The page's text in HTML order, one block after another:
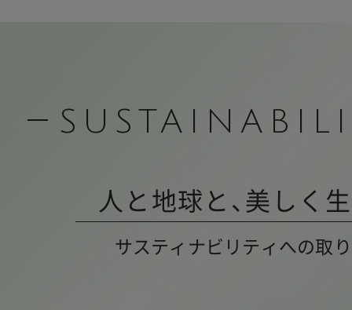
人と地球と、美しく
サスティナビリティへの取